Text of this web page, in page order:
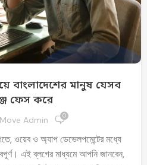
বাংলাদেশের মানুষ যেসব
ফেস করে
Admin 0
ওয়েব ও অ্যাপ ডেভেলপমেন্টের মধ্যে
এই ব্লগের মাধ্যমে আপনি জানবেন,